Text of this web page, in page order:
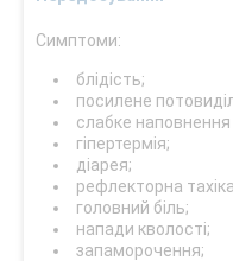
Симптоми:
блідість;
посилене
слабке наповнення
гіпертермія;
діарея;
рефлекторна
головний біль;
напади кволості;
запаморочення;